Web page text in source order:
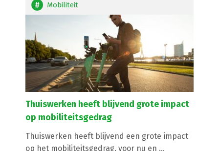
Mobiliteit
Thuiswerken heeft blijvend grote impact
op mobiliteitsgedrag
Thuiswerken heeft blijvend een grote impact
op het mobiliteitsgedrag, voor nu en ...